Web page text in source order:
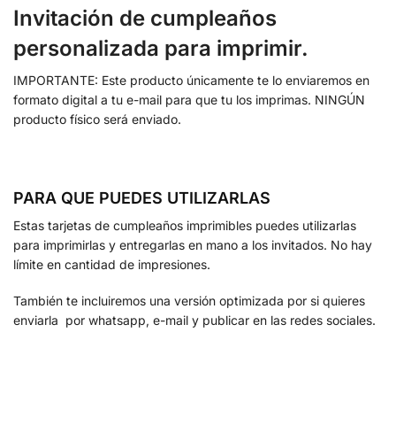
Invitación de cumpleaños
personalizada para imprimir.
IMPORTANTE: Este producto únicamente te lo enviaremos en
formato digital a tu e-mail para que tu los imprimas. NINGÚN
producto físico será enviado.
PARA QUE PUEDES UTILIZARLAS
Estas tarjetas de cumpleaños imprimibles puedes utilizarlas
para imprimirlas y entregarlas en mano a los invitados. No hay
límite en cantidad de impresiones.
También te incluiremos una versión optimizada por si quieres
enviarla por whatsapp, e-mail y publicar en las redes sociales.